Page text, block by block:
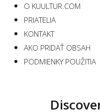
O KUULTUR.COM
PRIATELIA
KONTAKT
AKO PRIDAŤ OBSAH
PODMIENKY POUŽITIA